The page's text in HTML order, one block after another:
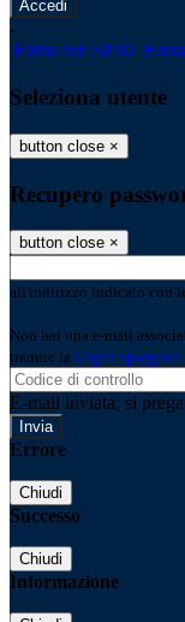
-
Entra con SPID
Seleziona utente
button close ×
Recupero
button close ×
all'indirizzo indicato con
Non hai una e-mail
tramite la Login Spaggiari
E-mail inviata, si
Errore
Chiudi
Successo
Chiudi
Informazione